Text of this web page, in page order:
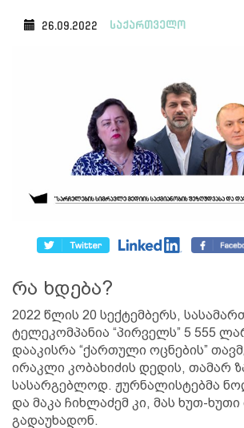
26.09.2022 საქართველო
რა ხდება?
2022 წლის 20 სექტემბერს,
ტელეკომპანია “პირველს” 5 555
დააკისრა “ქართული ოცნების”
ირაკლი კობახიძის დედის, თამარ
სასარგებლოდ. ჟურნალისტებმა
და მაკა ჩიხლაძემ კი, მას ხუთ-
გადაუხადონ.